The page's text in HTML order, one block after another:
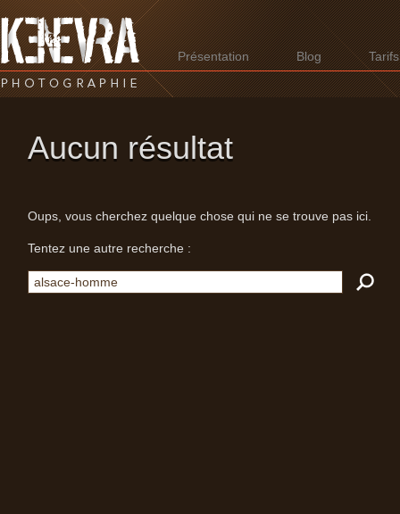
Présentation Blog Tarifs
Aucun résultat
Oups, vous cherchez quelque chose qui ne se trouve pas ici.
Tentez une autre recherche :